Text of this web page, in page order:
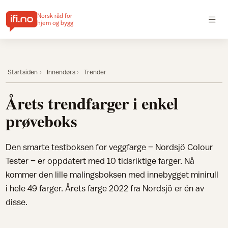
Norsk råd for
hjem og bygg
Startsiden Innendørs Trender
Årets trendfarger i enkel
prøveboks
Den smarte testboksen for veggfarge – Nordsjö Colour
Tester – er oppdatert med 10 tidsriktige farger. Nå
kommer den lille malingsboksen med innebygget minirull
i hele 49 farger. Årets farge 2022 fra Nordsjö er én av
disse.